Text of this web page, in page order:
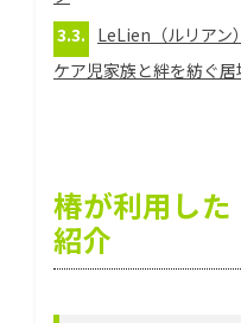
LeLien（ルリアン
ケア児家族と絆を紡ぐ
椿が利用し
紹介